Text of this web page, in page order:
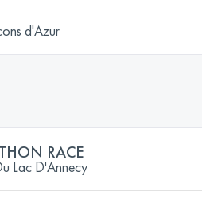
d'Azur
RACE
Lac D'Annecy